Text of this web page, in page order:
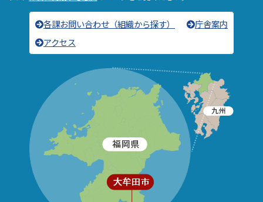
各課お問い合わせ（組織から探す）
庁舎案内
アクセス